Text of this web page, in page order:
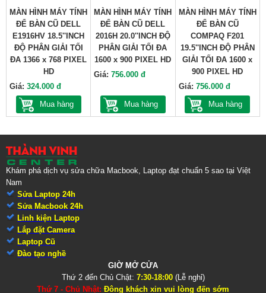
MÀN HÌNH MÁY TÍNH
ĐỂ BÀN CŨ DELL
E1916HV 18.5''INCH
ĐỘ PHÂN GIẢI TỐI
ĐA 1366 x 768 PIXEL
HD
Giá: 324.000 đ
Mua hàng
MÀN HÌNH MÁY TÍNH
ĐỂ BÀN CŨ DELL
2016H 20.0''INCH ĐỘ
PHÂN GIẢI TỐI ĐA
1600 x 900 PIXEL HD
Giá:756.000 đ
Mua hàng
MÀN HÌNH MÁY TÍNH
ĐỂ BÀN CŨ
COMPAQ F201
19.5''INCH ĐỘ PHÂN
GIẢI TỐI ĐA 1600 x
900 PIXEL HD
Giá: 756.000 đ
Mua hàng
Khám phá dịch vụ sửa chữa Macbook, Laptop đạt chuẩn 5 sao tại Việt
Nam
Sửa Laptop 24h
Sửa Macbook 24h
Linh kiện Laptop
Lắp đặt Camera
Laptop Cũ
Đào tạo nghề
GIỜ MỞ CỬA
Thứ 2 đến Chủ Chật: 7:30-18:00(Lễ nghỉ)
Thứ 7 - Chủ Nhật: Đông khách xin vui lòng đến sớm